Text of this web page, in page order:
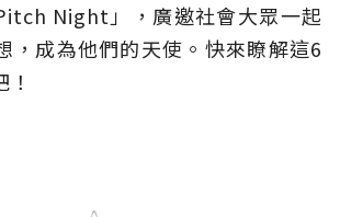
Night」，廣邀社會大眾一起
，成為他們的天使。快來瞭解這6